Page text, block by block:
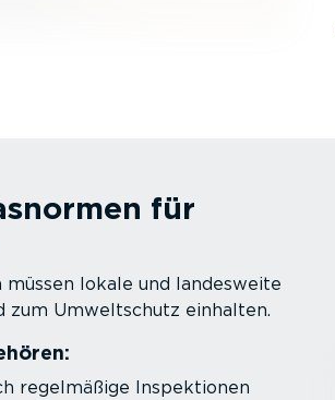
für
lokale und landesweite
zum Umwelt­schutz einhalten.
regelmäßige Inspek­tionen